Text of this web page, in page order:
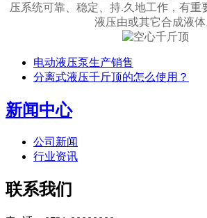
压系统可靠、稳定、持.久地工作，有重
液压由或其它合成液体
电动液压泵生产销售
分离式液压千斤顶的怎么使用？
新闻中心
公司新闻
行业资讯
联系我们